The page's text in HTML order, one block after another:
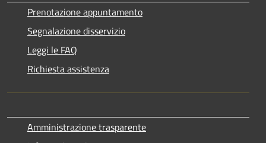
Prenotazione appuntamento
Segnalazione disservizio
Leggi le FAQ
Richiesta assistenza
Amministrazione trasparente